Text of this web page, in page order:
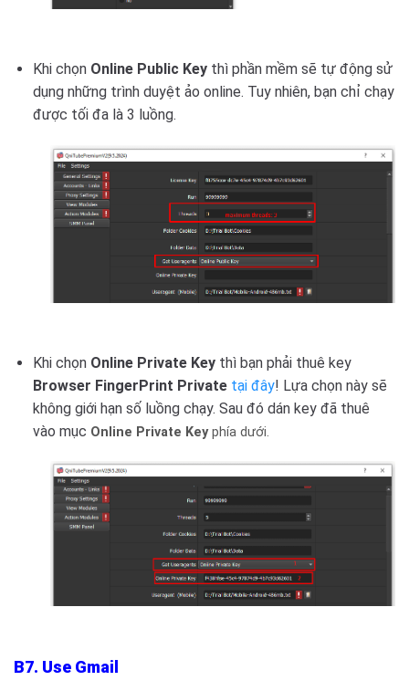
Khi chọn Online Public Keythì phần mềm sẽ tự động sử
dụng những trình duyệt ảo online. Tuy nhiên, bạn chỉ chạy
được tối đa là 3 luồng.
Khi chọn Online Private Keythì bạn phải thuê key
Browser FingerPrint Private tại đây! Lựa chọn này sẽ
không giới hạn số luồng chạy. Sau đó dán key đã thuê
vào mục Online Private Keyphía dưới.
B7. Use Gmail